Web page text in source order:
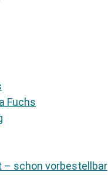
Fuchs
– schon vorbestellbar